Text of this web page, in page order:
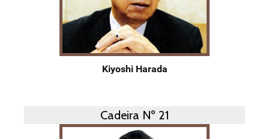
Kiyoshi Harada
Cadeira Nº 21